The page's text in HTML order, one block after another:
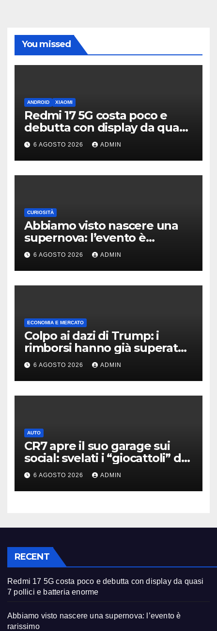
You missed
ANDROID XIAOMI
Redmi 17 5G costa poco e
debutta con display da quasi
7 pollici e batteria enorme
6 AGOSTO 2026 ADMIN
CURIOSITÀ
Abbiamo visto nascere una
supernova: l’evento è
rarissimo
6 AGOSTO 2026 ADMIN
ECONOMIA E MERCATO
Colpo ai dazi di Trump: i
rimborsi hanno già superato i
100 miliardi di dollari
6 AGOSTO 2026 ADMIN
AUTO
CR7 apre il suo garage sui
social: svelati i “giocattoli” da
oltre 40 milioni
6 AGOSTO 2026 ADMIN
RECENT
Redmi 17 5G costa poco e debutta con display da quasi
7 pollici e batteria enorme
Abbiamo visto nascere una supernova: l’evento è
rarissimo